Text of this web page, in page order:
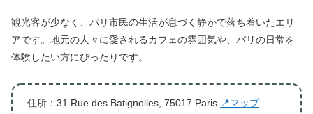
観光客が少なく、パリ市民の生活が息づく静かで落ち着いたエリ
アです。地元の人々に愛されるカフェの雰囲気や、パリの日常を
体験したい方にぴったりです。
住所：31 Rue des Batignolles, 75017 Paris 📍マップ